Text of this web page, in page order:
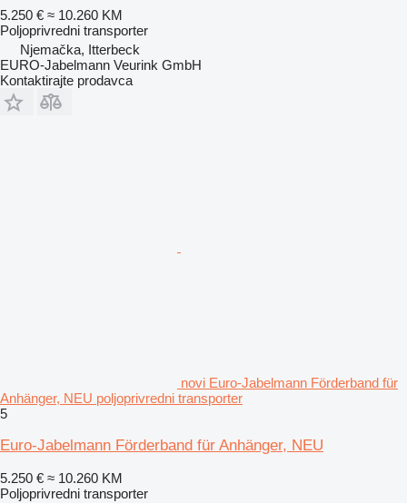
5.250 € ≈ 10.260 KM
Poljoprivredni transporter
Njemačka, Itterbeck
EURO-Jabelmann Veurink GmbH
Kontaktirajte prodavca
novi Euro-Jabelmann Förderband für
Anhänger, NEU poljoprivredni transporter
5
Euro-Jabelmann Förderband für Anhänger, NEU
5.250 € ≈ 10.260 KM
Poljoprivredni transporter